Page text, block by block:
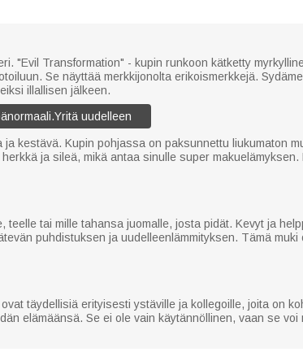
"Evil Transformation" - kupin runkoon kätketty
Se näyttää merkkijonolta erikoismerkkejä.
illallisen jälkeen.
kestävä. Kupin pohjassa on paksunnettu liukumaton
ja sileä, mikä antaa sinulle super makuelämyksen.
tai mille tahansa juomalle, josta pidät. Kevyt ja
puhdistuksen ja uudelleenlämmityksen. Tämä muki
täydellisiä erityisesti ystäville ja kollegoille, joita on
elämäänsä. Se ei ole vain käytännöllinen, vaan se voi